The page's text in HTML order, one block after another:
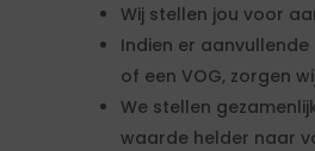
Wij stellen jou voor
Indien er
of een VOG, zorgen
We stellen
waarde helder naar